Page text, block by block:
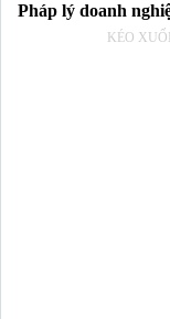
Pháp lý doanh